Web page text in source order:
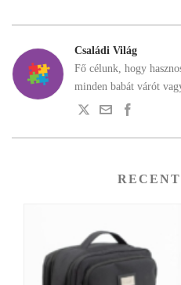
Családi Világ
Fő célunk, hogy
minden babát várót